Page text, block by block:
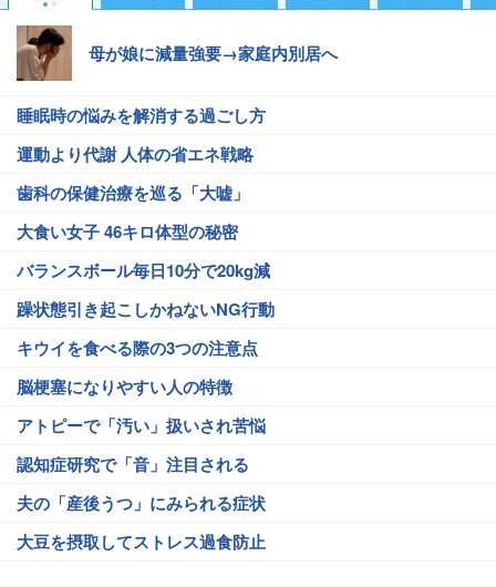
母が娘に減量強要→家庭内別居へ
睡眠時の悩みを解消する過ごし方
運動より代謝 人体の省エネ戦略
歯科の保健治療を巡る「大嘘」
大食い女子 46キロ体型の秘密
バランスボール毎日10分で20kg減
躁状態引き起こしかねないNG行動
キウイを食べる際の3つの注意点
脳梗塞になりやすい人の特徴
アトピーで「汚い」扱いされ苦悩
認知症研究で「音」注目される
夫の「産後うつ」にみられる症状
大豆を摂取してストレス過食防止